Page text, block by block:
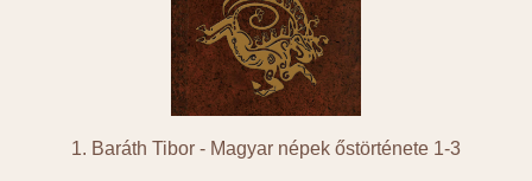
1. Baráth Tibor - Magyar népek őstörténete 1-3